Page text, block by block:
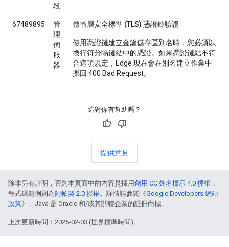
段
67489895
管
理
伺
服
器
傳輸層安全標準 (TLS) 憑證鏈驗證
使用憑證鏈建立金鑰儲存區別名時，您必須以
換行符分隔鏈結中的憑證。如果憑證鏈結不符
合這項規定，Edge 現在會在別名建立作業中
擲回 400 Bad Request。
這對你有幫助嗎？
提供意見
除非另有註明，否則本頁面中的內容是採用創用 CC 姓名標示 4.0 授權 ，
程式碼範例則為阿帕契 2.0 授權。詳情請參閱《Google Developers 網站
政策》。Java 是 Oracle 和/或其關聯企業的註冊商標。
上次更新時間：2026-02-03 (世界標準時間)。